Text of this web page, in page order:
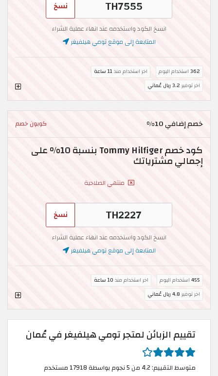
نسخ
انسخ الكود واستخدمه عند انهاء عملية الشراء
المتابعة إلى موقع تومي هيلفيغر
362 استخدام اليوم اخر استخدام منذ11 ساعة
اخر توفير 3.2 ريال عُماني
خصم إضافي 10% كوبون خصم
كود خصم Tommy Hilfiger بنسبة 10% على
إجمالي مشترياتك
منتهي الصلاحية
نسخ
انسخ الكود واستخدمه عند انهاء عملية الشراء
المتابعة إلى موقع تومي هيلفيغر
455 استخدام اليوم اخر استخدام منذ 10 ساعة
اخر توفير 4.8 ريال عُماني
تقييم الزبائن لمتجر تومي هيلفيغر في عُمان
متوسط التقييم: 4.2 من 5 نجوم بواسطة 17918 مستخدم